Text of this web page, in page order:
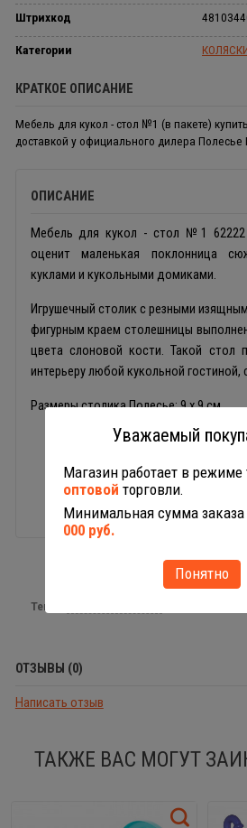
Штрихкод
Категории
КРАТКОЕ ОПИСАНИЕ
Мебель для кукол - стол №1 (в пакете)
доставкой у официального дилера Полесье
ОПИСАНИЕ
Мебель для кукол - стол №1 62222
оценит маленькая поклонница
куклами и кукольными домиками.
Игрушечный столик с резными
фигурным краем столешницы
цвета слоновой кости. Такой стол
интерьеру любой кукольной гостиной,
Размеры столика Полесье: 9 х 9 см.
Теги:
ОТЗЫВЫ (0)
Написать отзыв
ТАКЖЕ ВАС МОГУТ
Уважаемый
Магазин работает в режиме
оптовой торговли.
Минимальная сумма заказа
000 руб.
Понятно